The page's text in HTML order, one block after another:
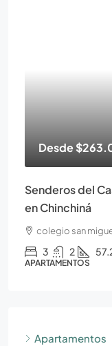
Desde
Senderos del
en Chinchiná
colegio san
3 2
APARTAMENTOS
Apartamentos